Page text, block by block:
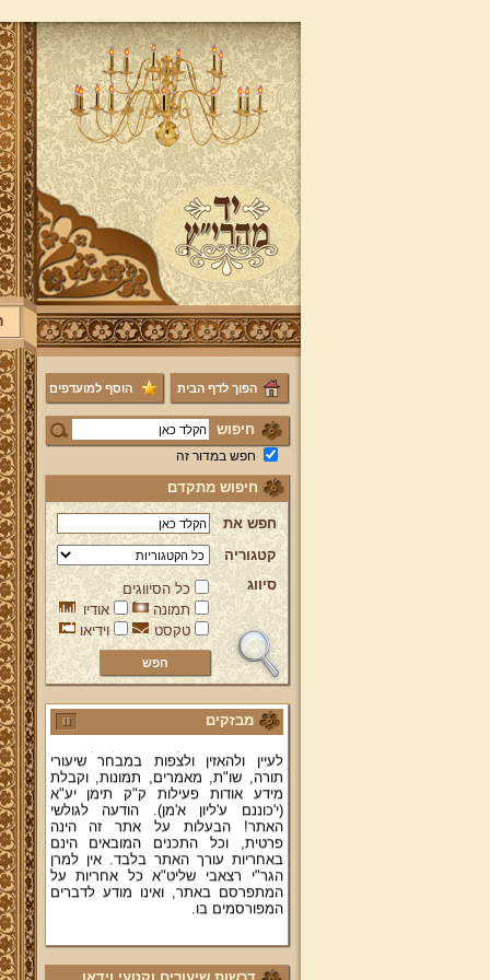
הפוך לדף הבית הוסף למועדפים
חיפוש
חפש במדור זה
חיפוש מתקדם
חפש את
קטגוריה
סיווג
כל הסיווגים
תמונה
אודיו
טקסט
וידיאו
מבזקים
ברוכים הבאים לאתר מהרי"ץ
יד מהרי"ץ - פורטל תורני למורשת יהדות
תימן, האתר הרשמי להנצחת מורשתו
של גאון רבני תימן ותפארתם מהרי"ץ
זצוק"ל. באתר תמצאו גם תכנים תורניים
והלכתיים רבים של מרן הגאון הרב יצחק
מחבר ספרי שלחן ערוך המקוצר ח"ח
ושו"ת עולת יצחק ג"ח ועוד, וכן תוכלו
לעיין ולהאזין ולצפות במבחר שיעורי
תורה, שו"ת, מאמרים, תמונות, וקבלת
מידע אודות פעילות ק"ק תימן יע"א
(י'כוננם ע'ליון א'מן). הודעה לגולשי
האתר! הבעלות על אתר זה הינה
פרטית, וכל התכנים המובאים הינם
באחריות עורך האתר בלבד. אין למרן
הגר"י רצאבי שליט"א כל אחריות על
המתפרסם באתר, ואינו מודע לדברים
המפורסמים בו.
פניה נרגשת אל אחינו בני עדת תימן